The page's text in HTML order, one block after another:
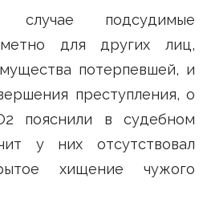
подсудимые
для других лиц,
потерпевшей, и
преступления, о
в судебном
у них отсутствовал
хищение чужого